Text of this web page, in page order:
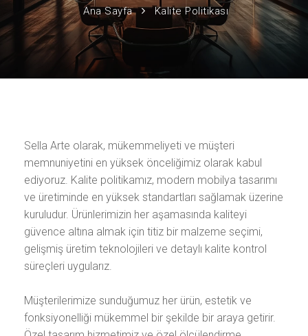
Ana Sayfa Kalite Politikası
Sella Arte olarak, mükemmeliyeti ve müşteri
memnuniyetini en yüksek önceliğimiz olarak kabul
ediyoruz. Kalite politikamız, modern mobilya tasarımı
ve üretiminde en yüksek standartları sağlamak üzerine
kuruludur. Ürünlerimizin her aşamasında kaliteyi
güvence altına almak için titiz bir malzeme seçimi,
gelişmiş üretim teknolojileri ve detaylı kalite kontrol
süreçleri uygularız.
Müşterilerimize sunduğumuz her ürün, estetik ve
fonksiyonelliği mükemmel bir şekilde bir araya getirir.